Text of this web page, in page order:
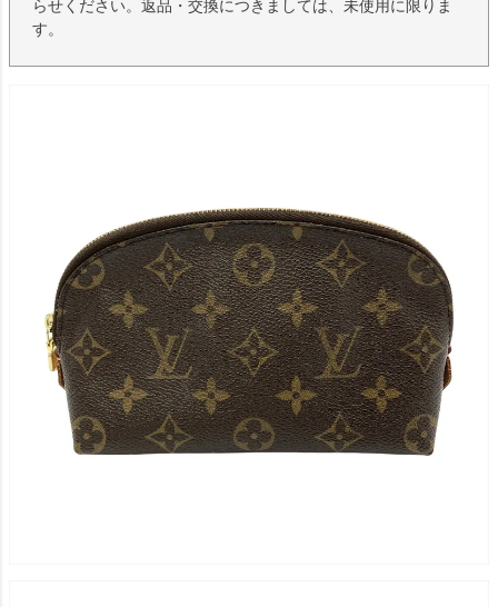
らせください。返品・交換につきましては、未使用に限りま
す。